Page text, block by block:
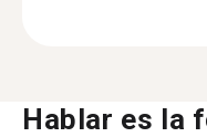
Hablar es la